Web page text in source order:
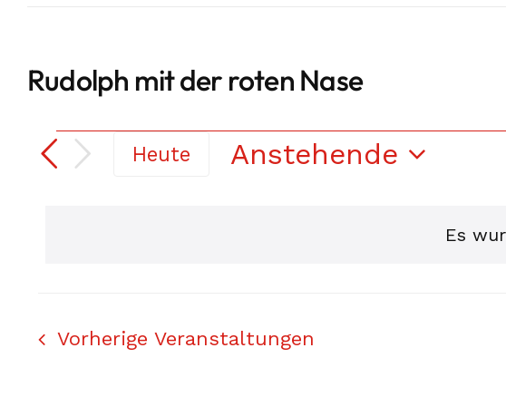
Rudolph mit der roten Nase
Veranstaltungen
Es
Heute
Anstehende
VorherigeVeranstaltungen